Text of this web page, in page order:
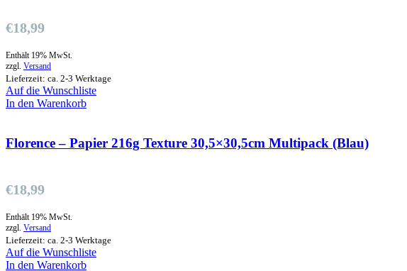
€18,99
Enthält 19% MwSt.
zzgl. Versand
Lieferzeit: ca. 2-3 Werktage
Auf die Wunschliste
In den Warenkorb
Florence – Papier 216g Texture 30,5×30,5cm Multipack (Blau)
€18,99
Enthält 19% MwSt.
zzgl. Versand
Lieferzeit: ca. 2-3 Werktage
Auf die Wunschliste
In den Warenkorb